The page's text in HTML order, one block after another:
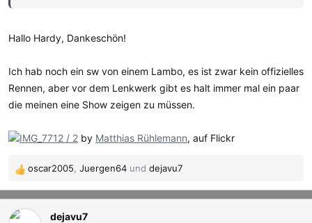
Hallo Hardy, Dankeschön!
Ich hab noch ein sw von einem Lambo, es ist zwar kein offizielles
Rennen, aber vor dem Lenkwerk gibt es halt immer mal ein paar
die meinen eine Show zeigen zu müssen.
IMG_7712 / 2 by Matthias Rühlemann, auf Flickr
R
e
a
k
oscar2005 Juergen64 und dejavu7
dejavu7